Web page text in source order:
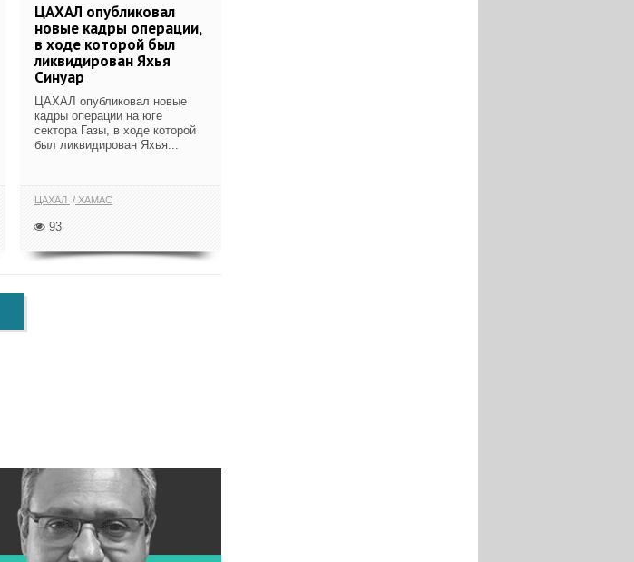
ЦАХАЛ опубликовал
новые кадры операции,
в ходе которой был
ликвидирован Яхья
Синуар
ЦАХАЛ опубликовал новые
кадры операции на юге
сектора Газы, в ходе которой
был ликвидирован Яхья...
ЦАХАЛ ХАМАС
93